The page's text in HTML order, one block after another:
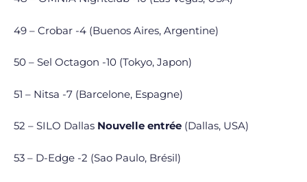
49 – Crobar -4 (Buenos Aires, Argentine)
50 – Sel Octagon -10 (Tokyo, Japon)
51 – Nitsa -7 (Barcelone, Espagne)
52 – SILO Dallas Nouvelle entrée (Dallas, USA)
53 – D-Edge -2 (Sao Paulo, Brésil)